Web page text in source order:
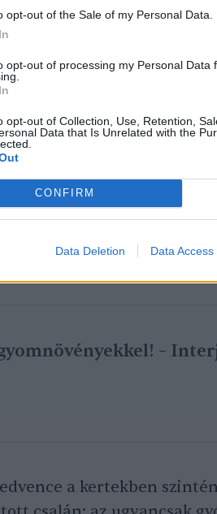
opt-out of the Sale of my Personal Data.
opt-out of processing my Personal Data
opt-out of Collection, Use, Retention,
Data that Is Unrelated with the
CONFIRM
Data Deletion Data Access
ezért már egészen
tudnivalókat, a
hasznosítható fajokkal.
a kertészkedők
, amellyel a hideg
magas. Teája
hatással van az
interjúnkat is!
–
a kertekben szintén